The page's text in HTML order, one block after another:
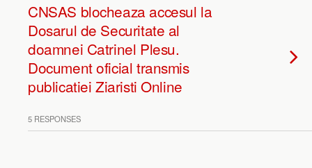
CNSAS blocheaza accesul la
Dosarul de Securitate al
doamnei Catrinel Plesu.
Document oficial transmis
publicatiei Ziaristi Online
5 RESPONSES